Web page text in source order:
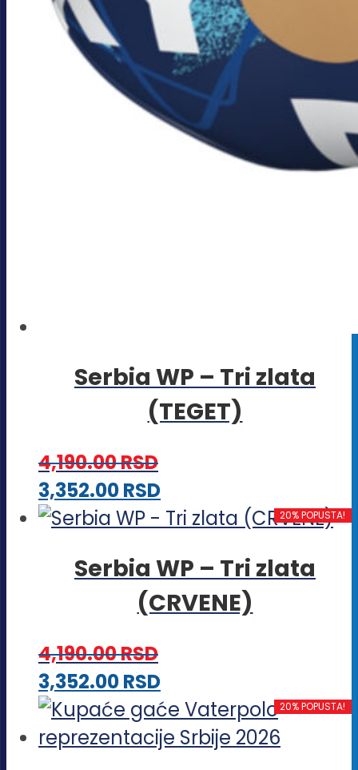
Serbia WP – Tri zlata
(TEGET)
4,190.00RSD
3,352.00RSDOvaj
proizvod
više
varijanti.
biti
izabrane
na
20% POPUSTA!
Serbia WP – Tri zlata
(CRVENE)
4,190.00RSD
3,352.00RSDOvaj
proizvod
ima
20% POPUSTA!